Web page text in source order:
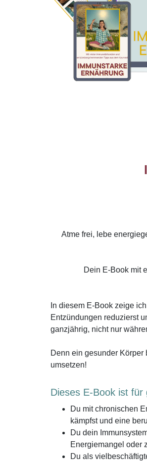
Atme frei, lebe
Dein E-Book mit
In diesem E-Book zeige
Entzündungen reduzierst
ganzjährig, nicht nur
Denn ein gesunder
umsetzen!
Dieses E-Book ist
Du mit chronischen
kämpfst und eine
Du dein
Energiemangel oder
Du als